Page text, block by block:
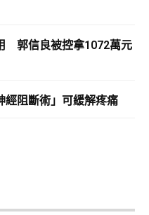
郭信良被控拿1072萬元
經阻斷術」可緩解疼痛